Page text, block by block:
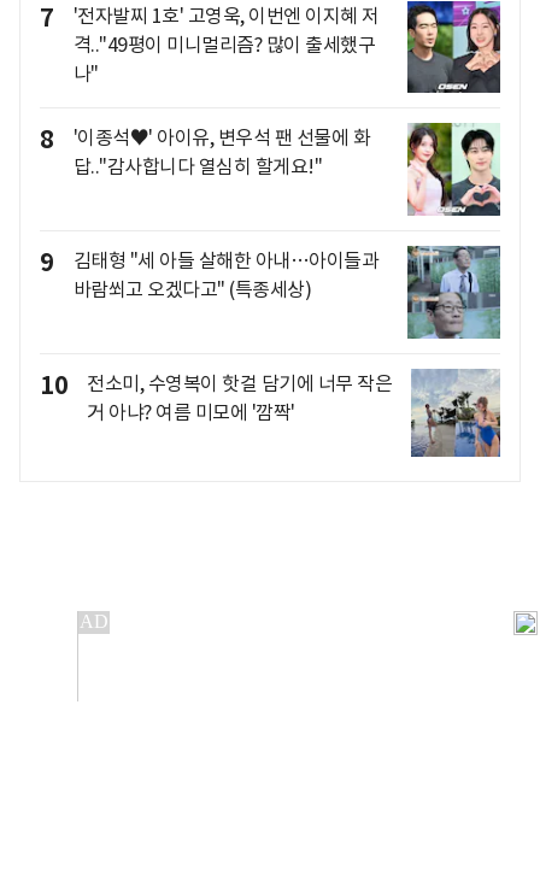
7
'전자발찌 1호' 고영욱, 이번엔 이지혜 저
격.."49평이 미니멀리즘? 많이 출세했구
나"
8
'이종석♥' 아이유, 변우석 팬 선물에 화
답.."감사합니다 열심히 할게요!"
9
김태형 "세 아들 살해한 아내…아이들과
바람쐬고 오겠다고" (특종세상)
10
전소미, 수영복이 핫걸 담기에 너무 작은
거 아냐? 여름 미모에 '깜짝'